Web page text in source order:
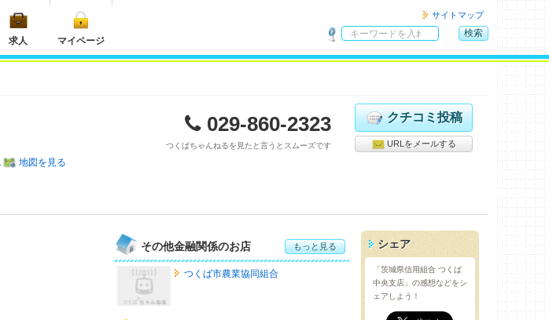
求人 マイページ
サイトマップ
内
索
検索
029-860-2323
つくばちゃんねるを見たと言うとスムーズです
クチコミ投稿
URLをメールする
地図を見る
その他金融関係のお店 もっと見る
つくば市農業協同組合
シェア
「茨城県信用組合 つくば
中央支店」の感想などをシ
ェアしよう！